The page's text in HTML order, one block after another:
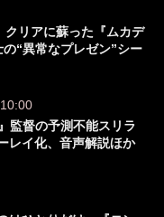
リアに蘇った『ムカデ
“異常なプレゼン”シー
監督の予測不能スリラ
レイ化、音声解説ほか